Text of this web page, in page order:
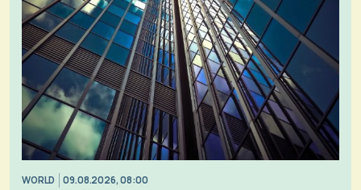
WORLD 09.08.2026, 08:00